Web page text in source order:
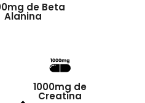
de Beta
Alanina
1000mg de
Creatina